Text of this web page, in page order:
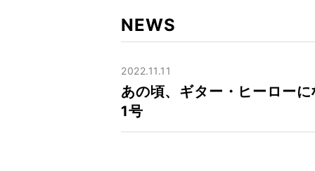
NEWS
2022.11.11
あの頃、ギター・ヒーロー
1号